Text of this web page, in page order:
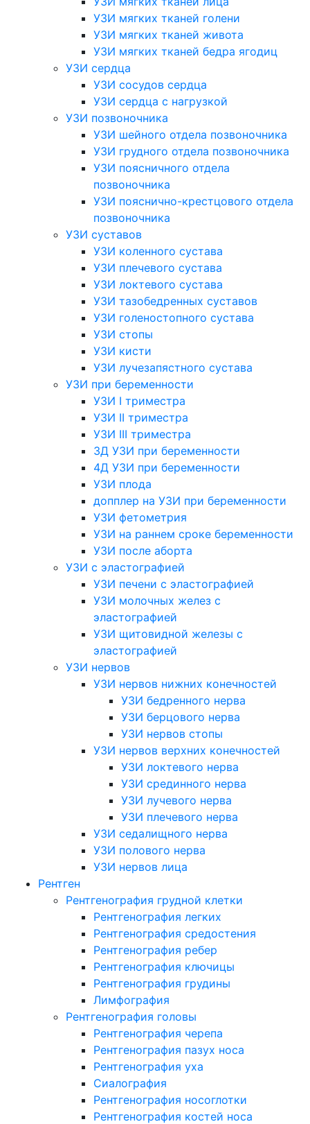
УЗИ мягких тканей голени
УЗИ мягких тканей живота
УЗИ мягких тканей бедра ягодиц
УЗИ сердца
УЗИ сосудов сердца
УЗИ сердца с нагрузкой
УЗИ позвоночника
УЗИ шейного отдела позвоночника
УЗИ грудного отдела позвоночника
УЗИ поясничного отдела
позвоночника
УЗИ пояснично-крестцового отдела
позвоночника
УЗИ суставов
УЗИ коленного сустава
УЗИ плечевого сустава
УЗИ локтевого сустава
УЗИ тазобедренных суставов
УЗИ голеностопного сустава
УЗИ стопы
УЗИ кисти
УЗИ лучезапястного сустава
УЗИ при беременности
УЗИ I триместра
УЗИ II триместра
УЗИ III триместра
3Д УЗИ при беременности
4Д УЗИ при беременности
УЗИ плода
допплер на УЗИ при беременности
УЗИ фетометрия
УЗИ на раннем сроке беременности
УЗИ после аборта
УЗИ с эластографией
УЗИ печени с эластографией
УЗИ молочных желез с
эластографией
УЗИ щитовидной железы с
эластографией
УЗИ нервов
УЗИ нервов нижних конечностей
УЗИ бедренного нерва
УЗИ берцового нерва
УЗИ нервов стопы
УЗИ нервов верхних конечностей
УЗИ локтевого нерва
УЗИ срединного нерва
УЗИ лучевого нерва
УЗИ плечевого нерва
УЗИ седалищного нерва
УЗИ полового нерва
УЗИ нервов лица
Рентген
Рентгенография грудной клетки
Рентгенография легких
Рентгенография средостения
Рентгенография ребер
Рентгенография ключицы
Рентгенография грудины
Лимфография
Рентгенография головы
Рентгенография черепа
Рентгенография пазух носа
Рентгенография уха
Сиалография
Рентгенография носоглотки
Рентгенография костей носа